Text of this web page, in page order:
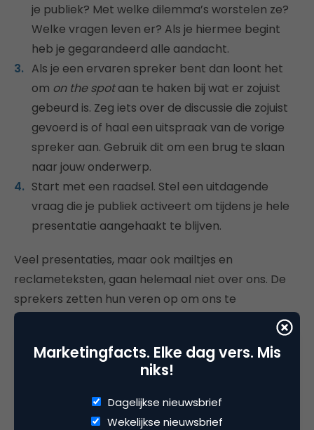
je publiek? Met welke dilemma’s worstelen ze?
Welke vragen leven er? Als je hiermee begint
heb je gegarandeerd alle aandacht.
Als je een ervaren spreker bent dan loont het
om on the spotaan te haken bij wat er zojuist
gebeurd is. Zeg iets over de discussie die zojuist
gevoerd is of haal een uitspraak van de vorige
spreker aan. Gebruik dit om een brug te slaan
naar jouw onderwerp.
Start met een raadsel. Stel een uitdagende
vraag die je publiek activeert om tijdens je hele
presentatie aangehaakt te blijven.
Veel presentaties, maar ook mailtjes en
reclameteksten, gaan helemaal niet over ons. De
sprekers zetten hun veren op om ons te
imponeren. Ze proberen ons met een flitsende
presentatie, indrukwekkende wapenfeiten of een
ronkende tekst over de streep te trekken. Maar
hoe hard ze hun best ook doen: als wij ons er niet in
herkennen dan blijft het eenone man show
Marketingfacts. Elke dag vers. Mis
niks!
Dagelijkse nieuwsbrief
Wekelijkse nieuwsbrief